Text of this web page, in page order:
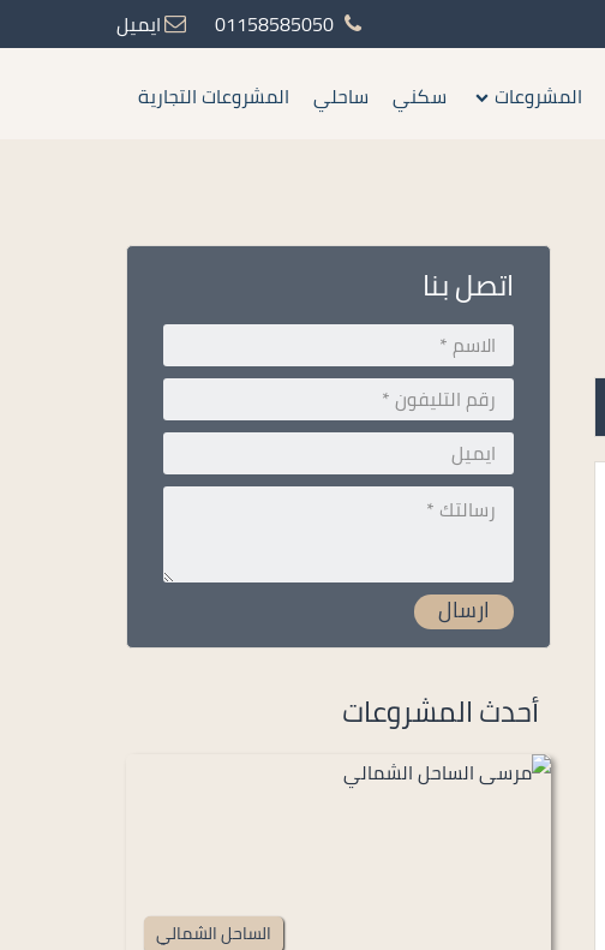
01158585050
ايميل
المشروعات سكني ساحلي المشروعات التجارية
اتصل بنا
أحدث المشروعات
الساحل الشمالي